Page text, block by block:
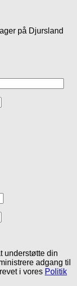
på Djursland
understøtte din
adgang til
i vores Politik